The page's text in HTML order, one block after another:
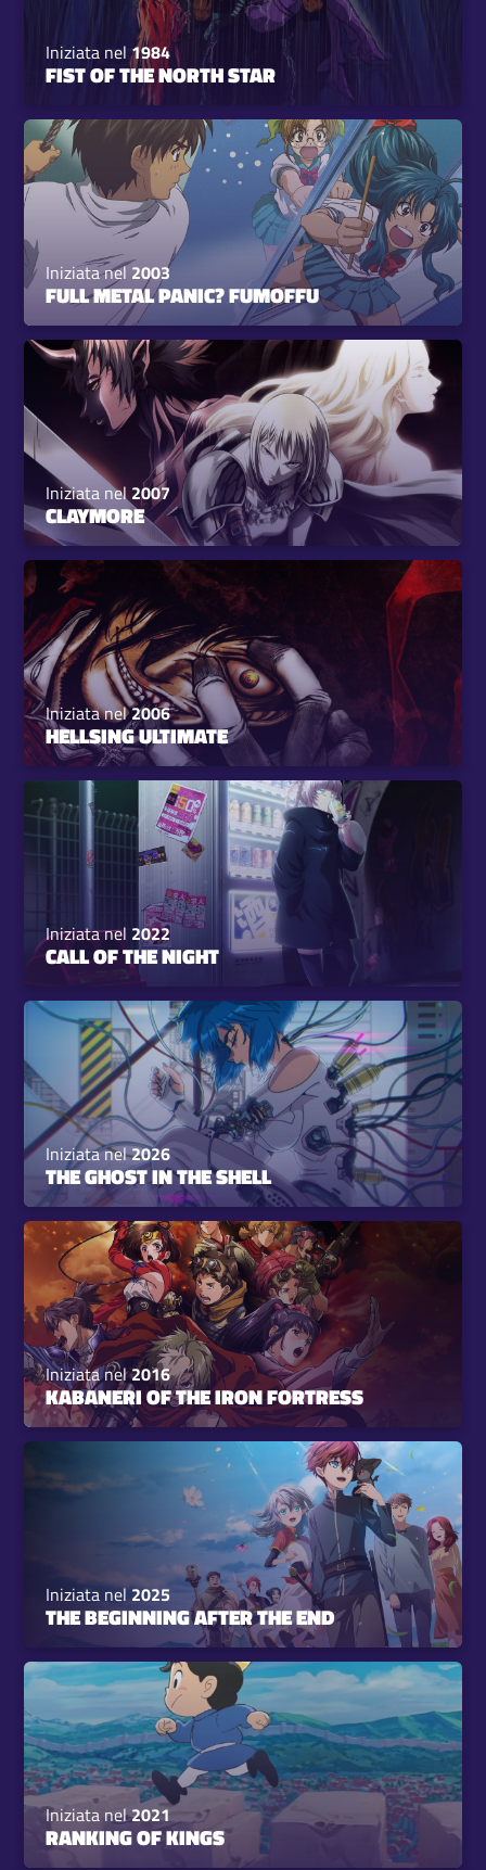
Iniziata nel1984
FIST OF THE NORTH STAR
Iniziata nel2003
FULL METAL PANIC? FUMOFFU
Iniziata nel2007
CLAYMORE
Iniziata nel2006
HELLSING ULTIMATE
Iniziata nel 2022
CALL OF THE NIGHT
Iniziata nel2026
THE GHOST IN THE SHELL
Iniziata nel2016
KABANERI OF THE IRON FORTRESS
Iniziata nel2025
THE BEGINNING AFTER THE END
Iniziata nel2021
RANKING OF KINGS